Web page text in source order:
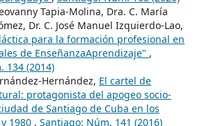
Tapia-Molina, Dra. C. María
Dr. C. José Manuel Izquierdo-Lao,
para la formación profesional en
de EnseñanzaAprendizaje" ,
134 (2014)
Hernández, El cartel de
protagonista del apogeo socio-
de Santiago de Cuba en los
1980 , Santiago: Núm. 141 (2016)